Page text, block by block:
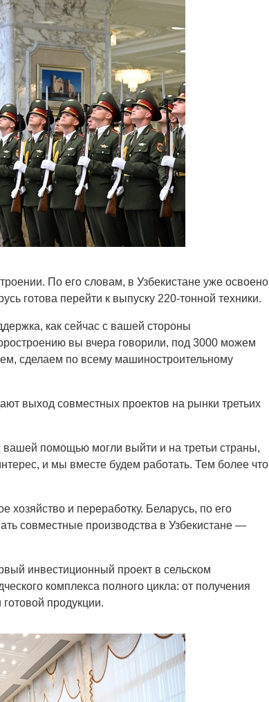
По его словам, в Узбекистане уже освоено
готова перейти к выпуску 220-тонной техники.
как сейчас с вашей стороны
вы вчера говорили, под 3000 можем
сделаем по всему машиностроительному
выход совместных проектов на рынки третьих
помощью могли выйти и на третьи страны,
и мы вместе будем работать. Тем более что
хозяйство и переработку. Беларусь, по его
совместные производства в Узбекистане —
инвестиционный проект в сельском
комплекса полного цикла: от получения
продукции.